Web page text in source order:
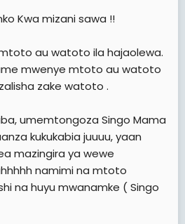
Kwa mizani sawa !!
au watoto ila hajaolewa.
mwenye mtoto au watoto
zake watoto .
umemtongoza Singo Mama
kukukabia juuuu, yaan
mazingira ya wewe
namimi na mtoto
na huyu mwanamke ( Singo